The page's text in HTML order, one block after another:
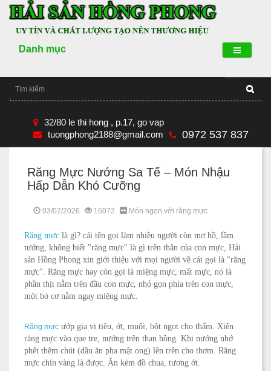
Danh mục
32/80 le thi hong , p.17, go vap
tuongphong2188@gmail.com
0972 537 837
Răng Mực Nướng Sa Tế – Món Nhậu
Hấp Dẫn Khó Cưỡng
03/02/2026 16072 Món ngon với răng mực
Răng mực là gì? cái tên gọi làm nhiều người còn mơ hồ, lầm
tưởng, không biết "răng mực" là gì trên thân của con mực, Hải
sản Hồng Phong xin giới thiệu với mọi người về cái gọi là "răng
mực". Răng mực hay còn gọi là miệng mực, mất mực, nó là
phần thịt nằm trên đầu con mực, nhỏ gọn phía trên con mực,
một bó cơ nằm ngay miệng mực.
Răng mực ướp gia vị tiêu, ớt, muối, bột ngọt cho thấm. Xiên
răng mực vào que tre, nướng trên than hồng. Khi nướng nhớ
phết thêm chút (dầu ăn pha mật ong) lên trên cho thơm. Răng
mực chín vàng là được. Ăn kèm đồ chua, tương ớt.